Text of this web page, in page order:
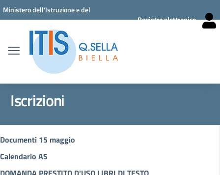
Vai ai contenuti
Vai al menu di navigazione
Vai al footer
Ministero dell'Istruzione e del
Registro elettronico
Iscrizioni
Documenti 15 maggio
Calendario AS